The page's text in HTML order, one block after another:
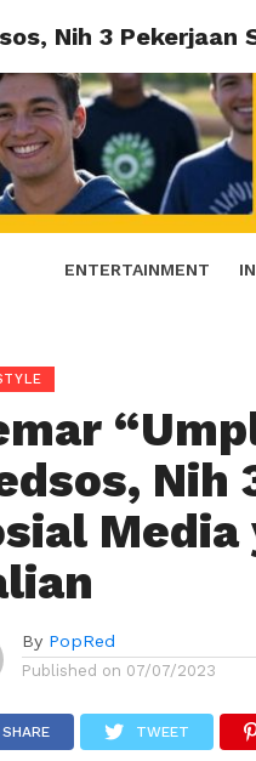
ENTERTAINMENT
Nih 3
Nih
By PopRed
Published on 07/07/2023
SHARE TWEET